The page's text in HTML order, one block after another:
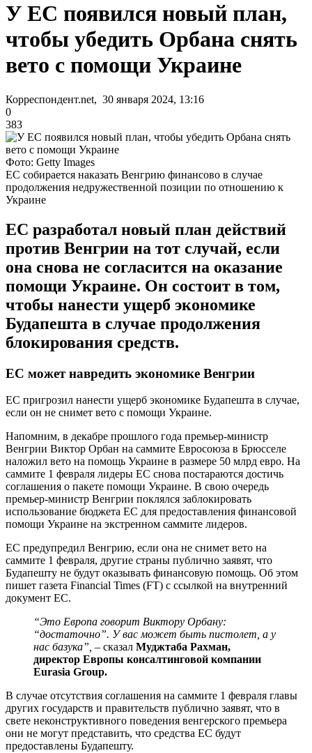
У ЕС появился новый план,
чтобы убедить Орбана снять
вето с помощи Украине
Корреспондент.net, 30 января 2024, 13:16
0
383
Фото: Getty Images
ЕС собирается наказать Венгрию финансово в случае
продолжения недружественной позиции по отношению к
Украине
ЕС разработал новый план действий
против Венгрии на тот случай, если
она снова не согласится на оказание
помощи Украине. Он состоит в том,
чтобы нанести ущерб экономике
Будапешта в случае продолжения
блокирования средств.
ЕС может навредить экономике Венгрии
ЕС пригрозил нанести ущерб экономике Будапешта в случае,
если он не снимет вето с помощи Украине.
Напомним, в декабре прошлого года премьер-министр
Венгрии Виктор Орбан на саммите Евросоюза в Брюсселе
наложил вето на помощь Украине в размере 50 млрд евро. На
саммите 1 февраля лидеры ЕС снова постараются достичь
соглашения о пакете помощи Украине. В свою очередь
премьер-министр Венгрии поклялся заблокировать
использование бюджета ЕС для предоставления финансовой
помощи Украине на экстренном саммите лидеров.
ЕС предупредил Венгрию, если она не снимет вето на
саммите 1 февраля, другие страны публично заявят, что
Будапешту не будут оказывать финансовую помощь. Об этом
пишет газета Financial Times (FT) с ссылкой на внутренний
документ ЕС.
“Это Европа говорит Виктору Орбану:
“достаточно”. У вас может быть пистолет, а у
нас базука”, – сказал Муджтаба Рахман,
директор Европы консалтинговой компании
Eurasia Group.
В случае отсутствия соглашения на саммите 1 февраля главы
других государств и правительств публично заявят, что в
свете неконструктивного поведения венгерского премьера
они не могут представить, что средства ЕС будут
предоставлены Будапешту.